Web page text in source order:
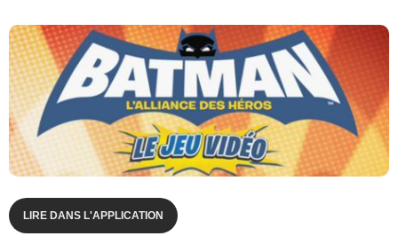
LIRE DANS L'APPLICATION